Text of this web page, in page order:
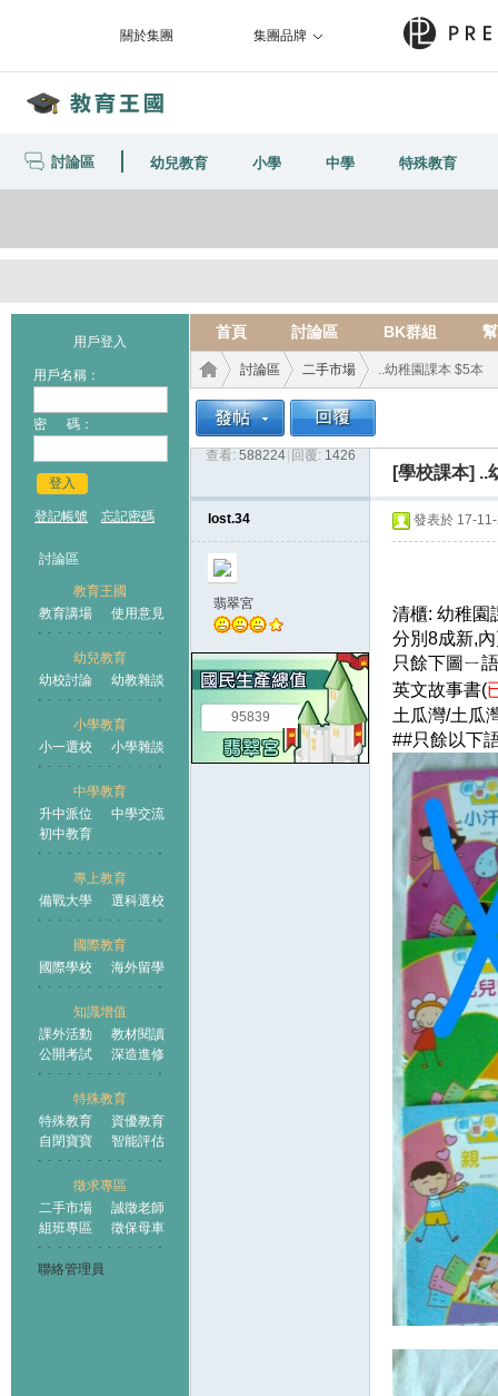
關於集團 集團品牌
討論區 幼兒教育 小學 中學 特殊教育
用戶登入
用戶名稱：
密 碼：
登入
登記帳號 忘記密碼
討論區
教育王國
教育講場
使用意見
幼兒教育
幼校討論
幼教雜談
小學教育
小一選校
小學雜談
中學教育
升中派位
中學交流
初中教育
專上教育
備戰大學
選科選校
國際教育
國際學校
海外留學
知識增值
課外活動
教材閱讀
公開考試
深造進修
特殊教育
特殊教育
資優教育
自閉寶寶
智能評估
徵求專區
二手市場
誠徵老師
組班專區
徵保母車
聯絡管理員
首頁 討論區 BK群組
教育
王國
›
討論區
›
二手市場 ..幼稚園課本 $5本
查看: 588224 回覆: 1426
[學校課本] ..
lost.34
翡翠宮
95839
發表於 17-
清櫃: 幼稚園
分別8成新,
只餘下圖ㄧ
英文故事書(
土瓜灣/土瓜
##只餘以下